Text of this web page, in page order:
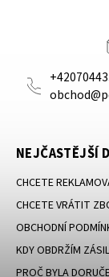
NEJČASTĚJŠÍ
CHCETE
CHCETE VRÁTIT
OBCHODNÍ
KDY OBDRŽÍM
PROČ BYLA